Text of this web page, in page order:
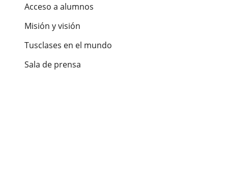
Acceso a alumnos
Misión y visión
Tusclases en el mundo
Sala de prensa